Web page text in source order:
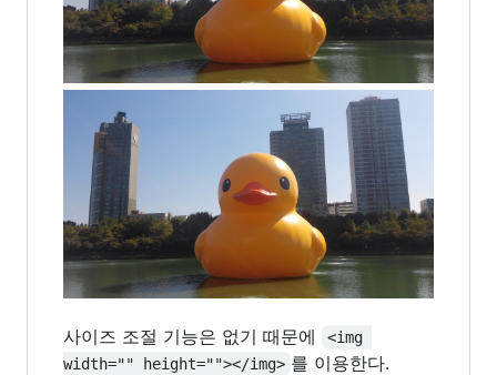
사이즈 조절 기능은 없기 때문에
<img
width="" height=""></img> 를 이용한다.